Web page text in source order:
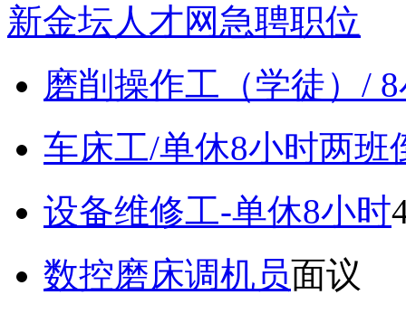
新金坛人才网急聘职位
磨削操作工（学徒）/
车床工/单休8小时两班
设备维修工-单休8小时
数控磨床调机员面议